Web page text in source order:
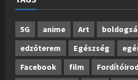
5G anime Art
edzőterem
Egészség
Facebook
film